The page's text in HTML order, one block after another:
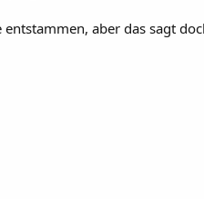
aber das sagt